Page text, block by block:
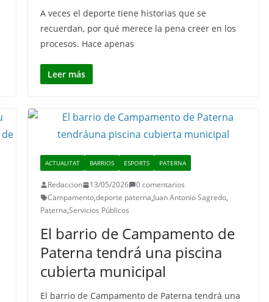
A veces el deporte tiene historias que se
recuerdan, por qué merece la pena creer en los
procesos. Hace apenas
Leer más
ACTUALITAT BARRIOS ESPORTS PATERNA
Redaccion 13/05/2026
0 comentarios
Campamento,deporte paterna,Juan Antonio Sagredo,
Paterna,Servicios Públicos
El barrio de Campamento de
Paterna tendrá una piscina
cubierta municipal
El barrio de Campamento de Paterna tendrá una